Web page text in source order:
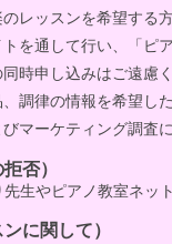
レッスンを希望する
を通して行い、「ピ
時申し込みはご遠慮
調律の情報を希望し
マーケティング調査
否）
先生やピアノ教室ネッ
に関して）